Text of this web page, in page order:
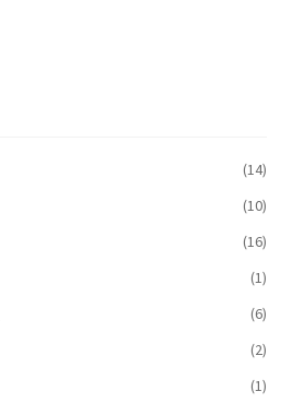
(14)
(10)
(16)
(1)
(6)
(2)
(1)